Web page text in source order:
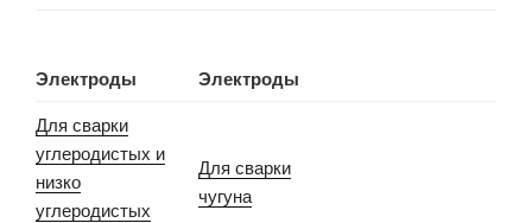
Электроды Электроды
Для сварки
углеродистых и
низко
углеродистых
Для сварки
чугуна